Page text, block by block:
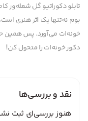
تابلو دکوراتیو گل شعله‌ور
بوم نه‌تنها یک اثر هنری
خونه‌ات می‌آورد. پس همین
دکور خونه‌ات را متحول کن!
نقد و بررسی‌ها
هنوز بررسی‌ای ثبت